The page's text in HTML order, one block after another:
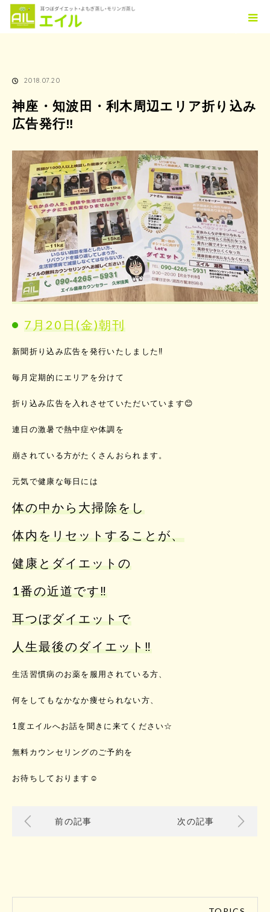
ホーム
TOPICS
神座・知波田・利木周辺エリア折り込み広告発行‼️
2018.07.20
神座・知波田・利木周辺エリア折り込み
広告発行‼️
7月20日(金)朝刊
新聞折り込み広告を発行いたしました‼️
毎月定期的にエリアを分けて
折り込み広告を入れさせていただいています😊
連日の激暑で熱中症や体調を
崩されている方がたくさんおられます。
元気で健康な毎日には
体の中から大掃除をし
体内をリセットすることが、
健康とダイエットの
1番の近道です‼️
耳つぼダイエットで
人生最後のダイエット‼️
生活習慣病のお薬を服用されている方、
何をしてもなかなか痩せられない方、
1度エイルへお話を聞きに来てください☆
無料カウンセリングのご予約を
お待ちしております☺️
前の記事 次の記事